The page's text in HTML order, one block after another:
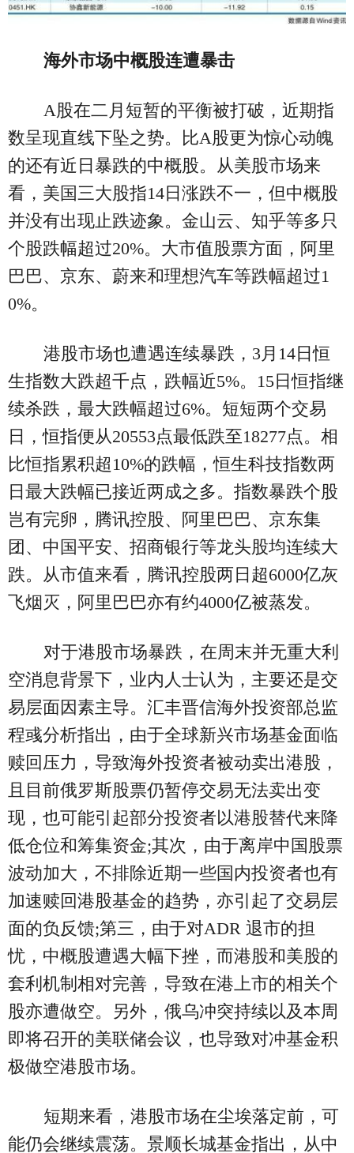
海外市场中概股连遭暴击
A股在二月短暂的平衡被打破，近期指
数呈现直线下坠之势。比A股更为惊心动魄
的还有近日暴跌的中概股。从美股市场来
看，美国三大股指14日涨跌不一，但中概股
并没有出现止跌迹象。金山云、知乎等多只
个股跌幅超过20%。大市值股票方面，阿里
巴巴、京东、蔚来和理想汽车等跌幅超过1
0%。
港股市场也遭遇连续暴跌，3月14日恒
生指数大跌超千点，跌幅近5%。15日恒指继
续杀跌，最大跌幅超过6%。短短两个交易
日，恒指便从20553点最低跌至18277点。相
比恒指累积超10%的跌幅，恒生科技指数两
日最大跌幅已接近两成之多。指数暴跌个股
岂有完卵，腾讯控股、阿里巴巴、京东集
团、中国平安、招商银行等龙头股均连续大
跌。从市值来看，腾讯控股两日超6000亿灰
飞烟灭，阿里巴巴亦有约4000亿被蒸发。
对于港股市场暴跌，在周末并无重大利
空消息背景下，业内人士认为，主要还是交
易层面因素主导。汇丰晋信海外投资部总监
程彧分析指出，由于全球新兴市场基金面临
赎回压力，导致海外投资者被动卖出港股，
且目前俄罗斯股票仍暂停交易无法卖出变
现，也可能引起部分投资者以港股替代来降
低仓位和筹集资金;其次，由于离岸中国股票
波动加大，不排除近期一些国内投资者也有
加速赎回港股基金的趋势，亦引起了交易层
面的负反馈;第三，由于对ADR 退市的担
忧，中概股遭遇大幅下挫，而港股和美股的
套利机制相对完善，导致在港上市的相关个
股亦遭做空。另外，俄乌冲突持续以及本周
即将召开的美联储会议，也导致对冲基金积
极做空港股市场。
短期来看，港股市场在尘埃落定前，可
能仍会继续震荡。景顺长城基金指出，从中